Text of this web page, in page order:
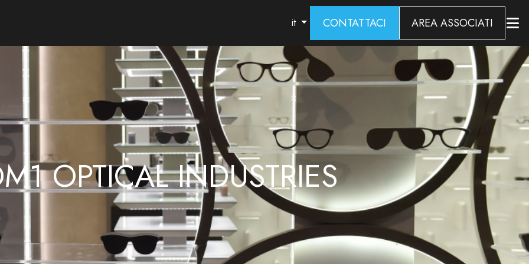
it CONTATTACI AREA ASSOCIATI
OPTICAL INDUSTRIES